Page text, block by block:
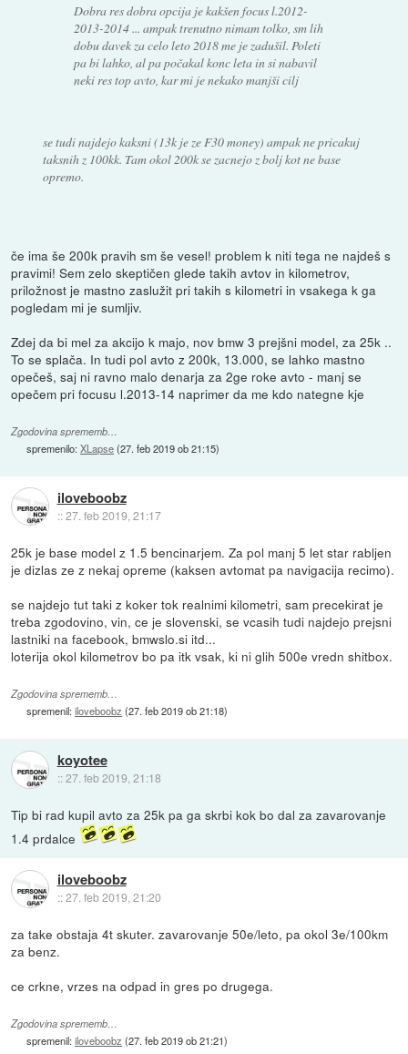
Dobra res dobra opcija je kakšen focus l.2012-
2013-2014 ... ampak trenutno nimam tolko, sm lih
dobu davek za celo leto 2018 me je zadušil. Poleti
pa bi lahko, al pa počakal konc leta in si nabavil
neki res top avto, kar mi je nekako manjši cilj
se tudi najdejo kaksni (13k je ze F30 money) ampak ne pricakuj
taksnih z 100kk. Tam okol 200k se zacnejo z bolj kot ne base
opremo.
če ima še 200k pravih sm še vesel! problem k niti tega ne najdeš s
pravimi! Sem zelo skeptičen glede takih avtov in kilometrov,
priložnost je mastno zaslužit pri takih s kilometri in vsakega k ga
pogledam mi je sumljiv.
Zdej da bi mel za akcijo k majo, nov bmw 3 prejšni model, za 25k ..
To se splača. In tudi pol avto z 200k, 13.000, se lahko mastno
opečeš, saj ni ravno malo denarja za 2ge roke avto - manj se
opečem pri focusu l.2013-14 naprimer da me kdo nategne kje
Zgodovina sprememb…
spremenilo:XLapse(27. feb 2019 ob 21:15)
iloveboobz
::27. feb 2019, 21:17
25k je base model z 1.5 bencinarjem. Za pol manj 5 let star rabljen
je dizlas ze z nekaj opreme (kaksen avtomat pa navigacija recimo).
se najdejo tut taki z koker tok realnimi kilometri, sam precekirat je
treba zgodovino, vin, ce je slovenski, se vcasih tudi najdejo prejsni
lastniki na facebook, bmwslo.si itd...
loterija okol kilometrov bo pa itk vsak, ki ni glih 500e vredn shitbox.
Zgodovina sprememb…
spremenil:iloveboobz (27. feb 2019 ob 21:18)
koyotee
::27. feb 2019, 21:18
Tip bi rad kupil avto za 25k pa ga skrbi kok bo dal za zavarovanje
1.4 prdalce
iloveboobz
::27. feb 2019, 21:20
za take obstaja 4t skuter. zavarovanje 50e/leto, pa okol 3e/100km
za benz.
ce crkne, vrzes na odpad in gres po drugega.
Zgodovina sprememb…
spremenil:iloveboobz (27. feb 2019 ob 21:21)